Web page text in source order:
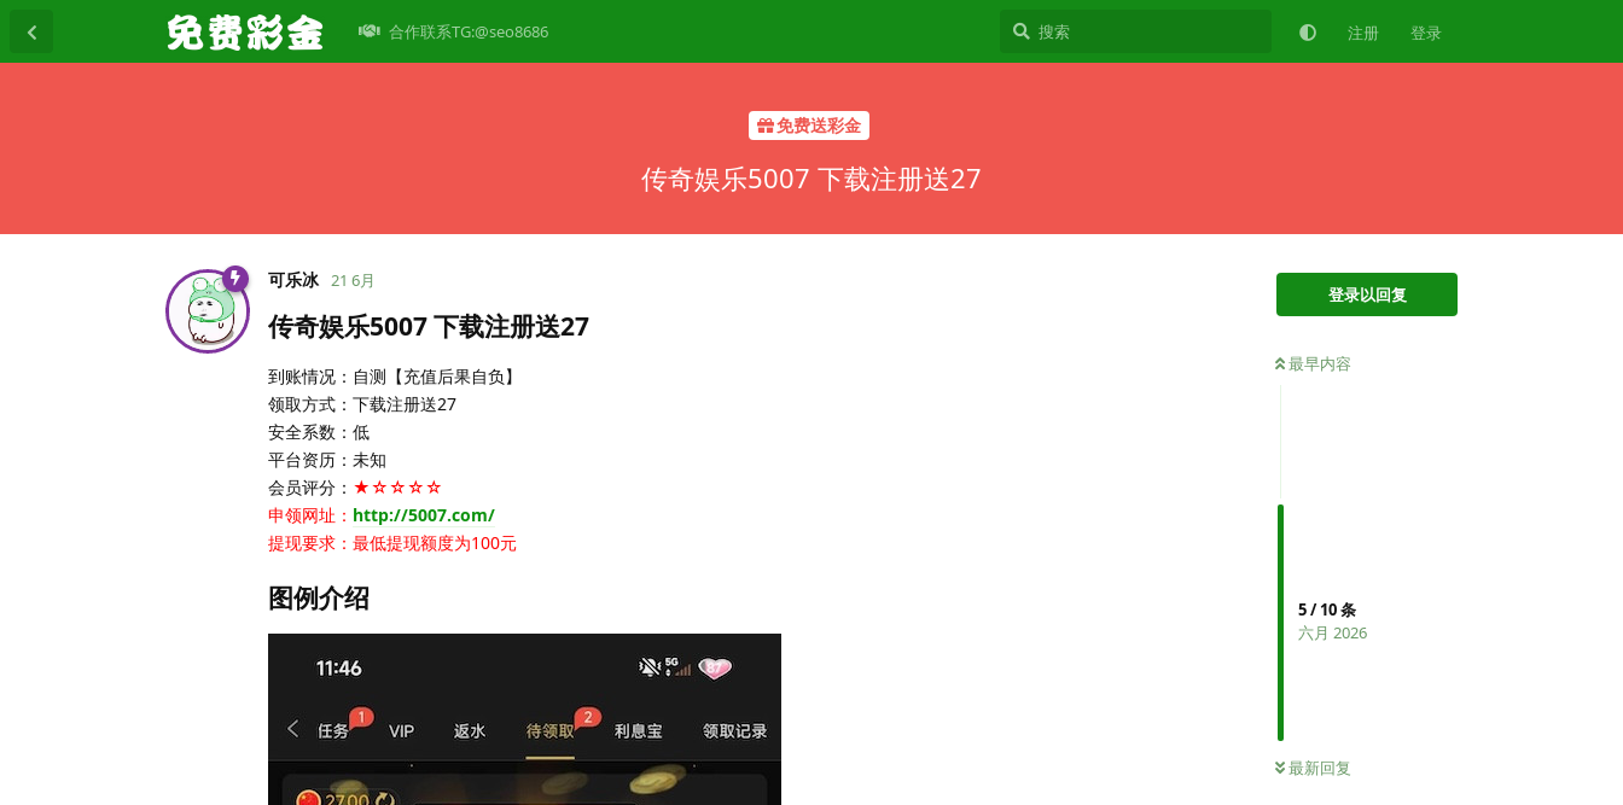
合作联系TG:@seo8686 注册 登录
免费送彩金
传奇娱乐5007 下载注册送27
登录以回复
最早内容
5/10条
六月 2026
最新回复
可乐冰 21 6月
传奇娱乐5007 下载注册送27
到账情况：自测【充值后果自负】
领取方式：下载注册送27
安全系数：低
平台资历：未知
会员评分： ★☆☆☆☆
申领网址： http://5007.com/
提现要求：最低提现额度为100元
图例介绍